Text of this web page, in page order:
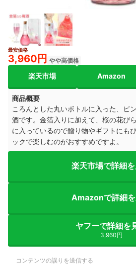
最安価格
3,960円 やや高価格
楽天市場 Amazon
商品概要
ころんとした丸いボトルに入った、ピ
酒です。金箔入りに加えて、桜の花び
に入っているので贈り物やギフトにも
ックで楽しむのがおすすめですよ。
楽天市場で詳細
Amazonで詳細
ヤフーで詳細を
3,960円
コンテンツの誤りを送信する